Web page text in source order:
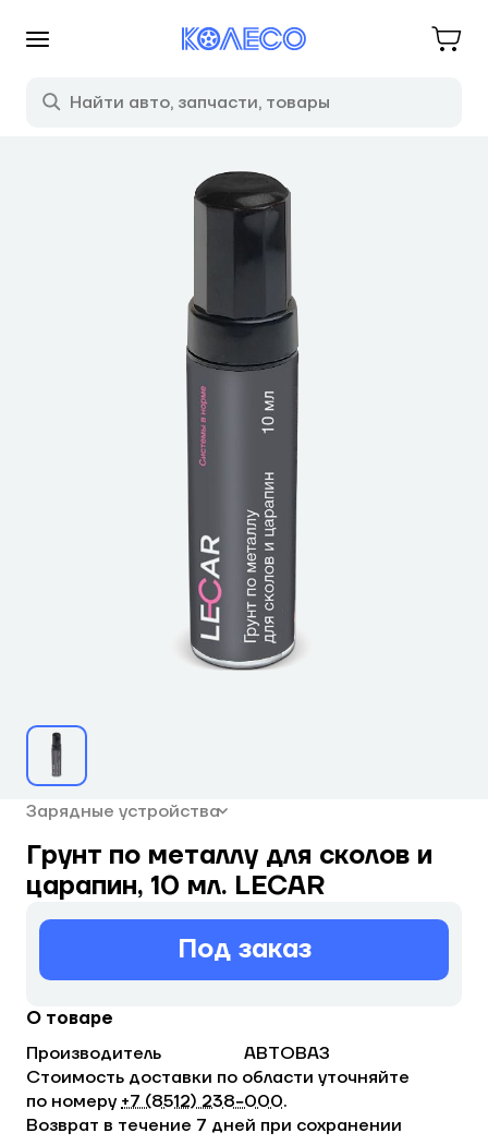
Зарядные устройства
Грунт по металлу для сколов и
царапин, 10 мл. LECAR
Под заказ
О товаре
Производитель
АВТОВАЗ
Стоимость доставки по области уточняйте
по номеру +7 (8512) 238−000.
Возврат в течение 7 дней при сохранении